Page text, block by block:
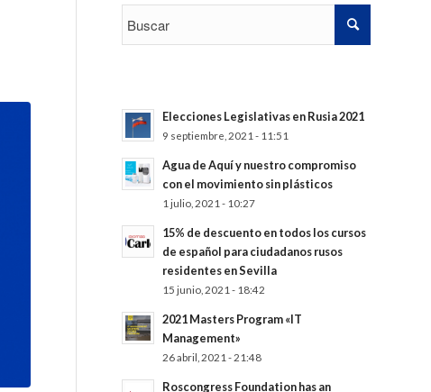
Elecciones Legislativas en Rusia 2021
9 septiembre, 2021 - 11:51
Agua de Aquí y nuestro compromiso
con el movimiento sin plásticos
1 julio, 2021 - 10:27
15% de descuento en todos los cursos
de español para ciudadanos rusos
residentes en Sevilla
15 junio, 2021 - 18:42
2021 Masters Program «IT
Management»
26 abril, 2021 - 21:48
Roscongress Foundation has an